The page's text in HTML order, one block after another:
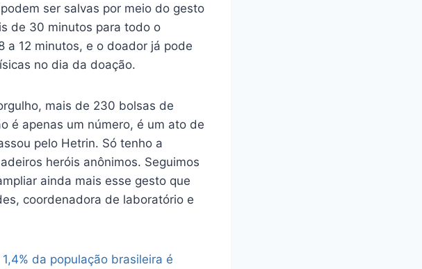
ser salvas por meio do gesto
de 30 minutos para todo o
a 12 minutos, e o doador já pode
no dia da doação.
mais de 230 bolsas de
é apenas um número, é um ato de
pelo Hetrin. Só tenho a
heróis anônimos. Seguimos
ainda mais esse gesto que
coordenadora de laboratório e
da população brasileira é